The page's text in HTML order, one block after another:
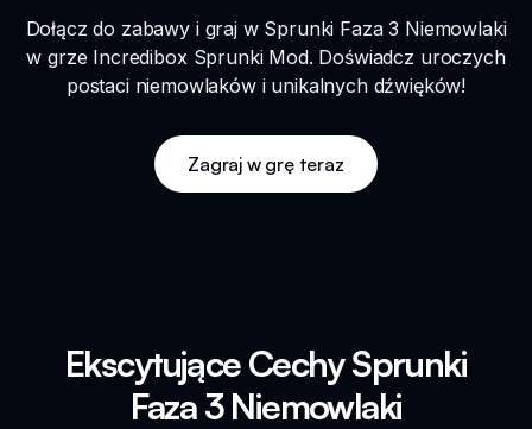
Dołącz do zabawy i graj w Sprunki Faza 3 Niemowlaki
w grze Incredibox Sprunki Mod. Doświadcz uroczych
postaci niemowlaków i unikalnych dźwięków!
Zagraj w grę teraz
Ekscytujące Cechy Sprunki
Faza 3 Niemowlaki